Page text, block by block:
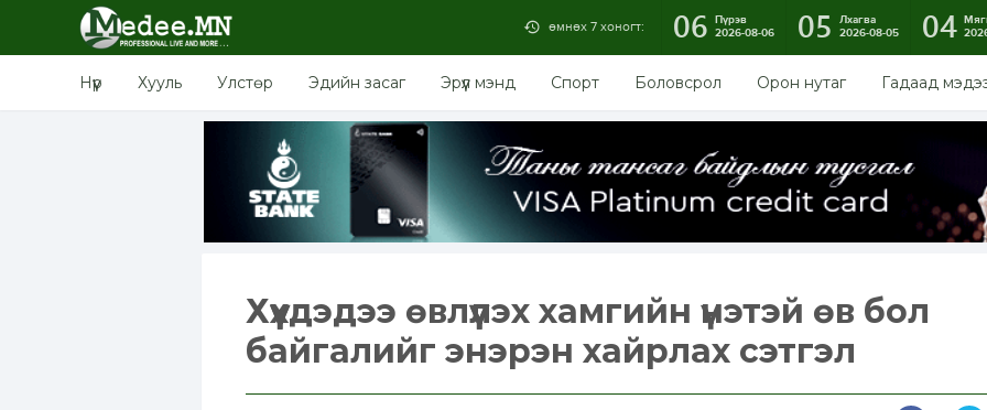
өмнөх 7 хоногт: 06 Пүрэв
2026-08-06
05
Лхагва
2026-08-05
04
Нүүр Хууль Улстөр Эдийн засаг Эрүүл мэнд Спорт Боловсрол Орон нутаг Гадаад
Хүүхдэдээ өвлүүлэх хамгийн үнэтэй өв бол
байгалийг энэрэн хайрлах сэтгэл